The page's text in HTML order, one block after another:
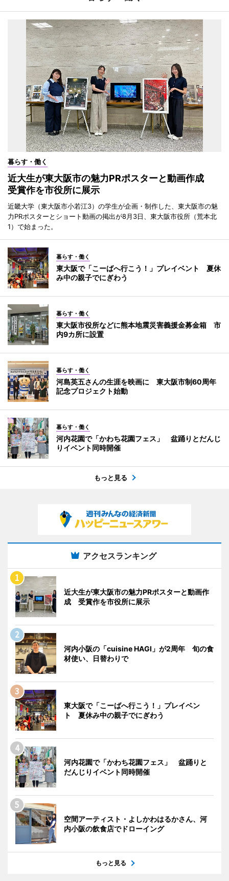
暮らす・働く
近大生が東大阪市の魅力PRポスターと動画作成
受賞作を市役所に展示
近畿大学（東大阪市小若江3）の学生が企画・制作した、東大阪市の魅
力PRポスターとショート動画の掲出が8月3日、東大阪市役所（荒本北
1）で始まった。
暮らす・働く
東大阪で「こーばへ行こう！」プレイベント 夏休
み中の親子でにぎわう
暮らす・働く
東大阪市役所などに熊本地震災害義援金募金箱 市
内9カ所に設置
暮らす・働く
河島英五さんの生涯を映画に 東大阪市制60周年
記念プロジェクト始動
暮らす・働く
河内花園で「かわち花園フェス」 盆踊りとだんじ
りイベント同時開催
もっと見る
アクセスランキング
近大生が東大阪市の魅力PRポスターと動画作
成 受賞作を市役所に展示
河内小阪の「cuisine HAGI」が2周年 旬の食
材使い、日替わりで
東大阪で「こーばへ行こう！」プレイベン
ト 夏休み中の親子でにぎわう
河内花園で「かわち花園フェス」 盆踊りと
だんじりイベント同時開催
空間アーティスト・よしかわはるかさん、河
内小阪の飲食店でドローイング
もっと見る